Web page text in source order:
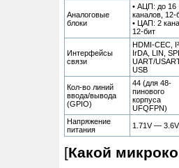
Аналоговые
блоки
• АЦП: до 16
каналов, 12-
• ЦАП: 2
12-бит
Интерфейсы
связи
HDMI-CEC,
IrDA, LIN,
UART/
USB
Кол-во линий
ввода/вывода
(GPIO)
44 (для 48-
пинового
корпуса
UFQFPN)
Напряжение
питания
1.71V — 3.6V
[Какой